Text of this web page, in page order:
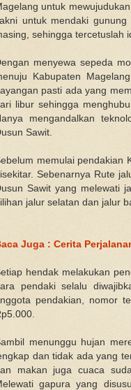
untuk
untuk mendaki
sehingga tercetuslah
menyewa sepeda
Kabupaten
pasti ada yang
libur sehingga
mengandalkan
Sawit.
memulai pendakian
Sebenarnya Rute
Sawit yang melewati
jalur selatan dan jalur
Juga : Cerita
hendak melakukan
pendaki selalu
pendakian, nomor
menunggu hujan
dan tidak ada yang
makan juga cuaca
gapura yang